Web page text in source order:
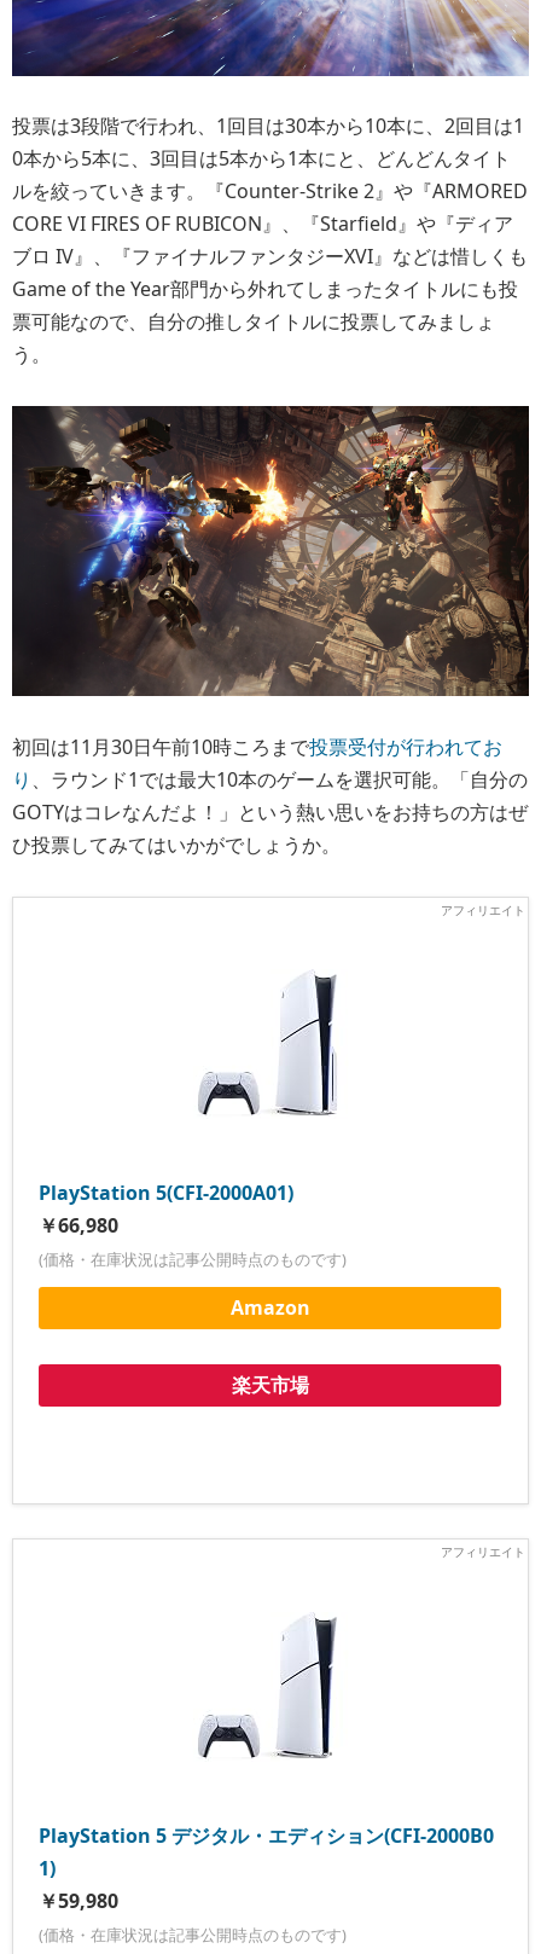
投票は3段階で行われ、1回目は30本から10本に、2回目は1
0本から5本に、3回目は5本から1本にと、どんどんタイト
ルを絞っていきます。『Counter-Strike 2』や『ARMORED
CORE VI FIRES OF RUBICON』、『Starfield』や『ディア
ブロ IV』、『ファイナルファンタジーXVI』などは惜しくも
Game of the Year部門から外れてしまったタイトルにも投
票可能なので、自分の推しタイトルに投票してみましょ
う。
初回は11月30日午前10時ころまで投票受付が行われてお
り 、ラウンド1では最大10本のゲームを選択可能。「自分の
GOTYはコレなんだよ！」という熱い思いをお持ちの方はぜ
ひ投票してみてはいかがでしょうか。
PlayStation 5(CFI-2000A01)
￥66,980
(価格・在庫状況は記事公開時点のものです)
Amazon
楽天市場
PlayStation 5 デジタル・エディション(CFI-2000B0
1)
￥59,980
(価格・在庫状況は記事公開時点のものです)